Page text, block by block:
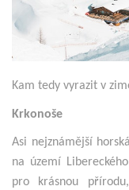
Kam tedy vyrazit v
Krkonoše
Asi nejznámější
na území
pro krásnou